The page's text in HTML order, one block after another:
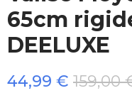
65cm
DEELUXE
44,99 € 159,00